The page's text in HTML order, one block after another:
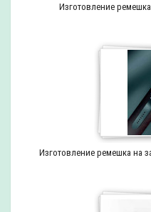
Изготовление
Изготовление ремешка на